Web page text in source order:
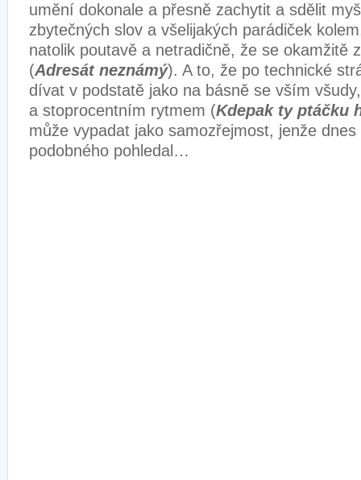
umění dokonale a přesně zachytit a sdělit
zbytečných slov a všelijakých parádiček
natolik poutavě a netradičně, že se okamžitě
(Adresát neznámý). A to, že po technické
dívat v podstatě jako na básně se vším
a stoprocentním rytmem (Kdepak ty ptáčku
může vypadat jako samozřejmost, jenže
podobného pohledal…